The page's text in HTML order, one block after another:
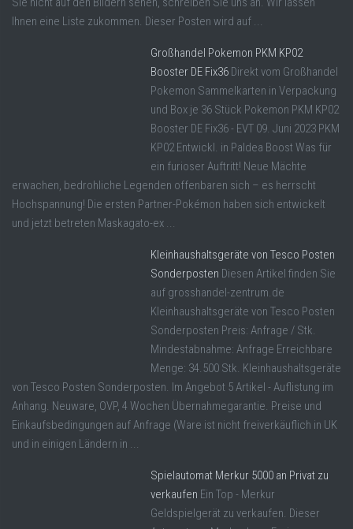
Ihnen eine Liste zukommen. Dieser Posten wird auf ...
Großhandel Pokemon PKM KP02
Booster DE Fix36 Direkt vom Großhandel
Pokemon Sammelkarten in Verpackung
und Box je 36 Stück Pokemon PKM KP02
Booster DE Fix36 - EVT 09. Juni 2023 PKM
KP02 Entwickl. in Paldea Boost Was für
ein furioser Auftritt! Neue Mächte
erwachen, bedrohliche Legenden offenbaren sich – es herrscht
Hochspannung! Die ersten Partner-Pokémon haben sich entwickelt
und jetzt betreten Maskagato-ex ...
Kleinhaushaltsgeräte von Tesco Posten
Sonderposten Diesen Artikel finden Sie
auf grosshandel-zentrum.de
Kleinhaushaltsgeräte von Tesco Posten
Sonderposten Preis: Anfrage / Stk.
Mindestabnahme: Anfrage Erreichbare
Menge: 34.500 Stk. Kleinhaushaltsgeräte
von Tesco Posten Sonderposten. Im Angebot 5 Artikel - Auflistung im
Anhang. Neuware, OVP, 4 Wochen Übernahmegarantie. Preise und
Einkaufsbedingungen auf Anfrage (Ware ist nicht freiverkäuflich in UK
und in einigen Ländern in ...
Spielautomat Merkur 5000 an Privat zu
verkaufen Ein Top - Merkur
Geldspielgerät zu verkaufen. Dieser